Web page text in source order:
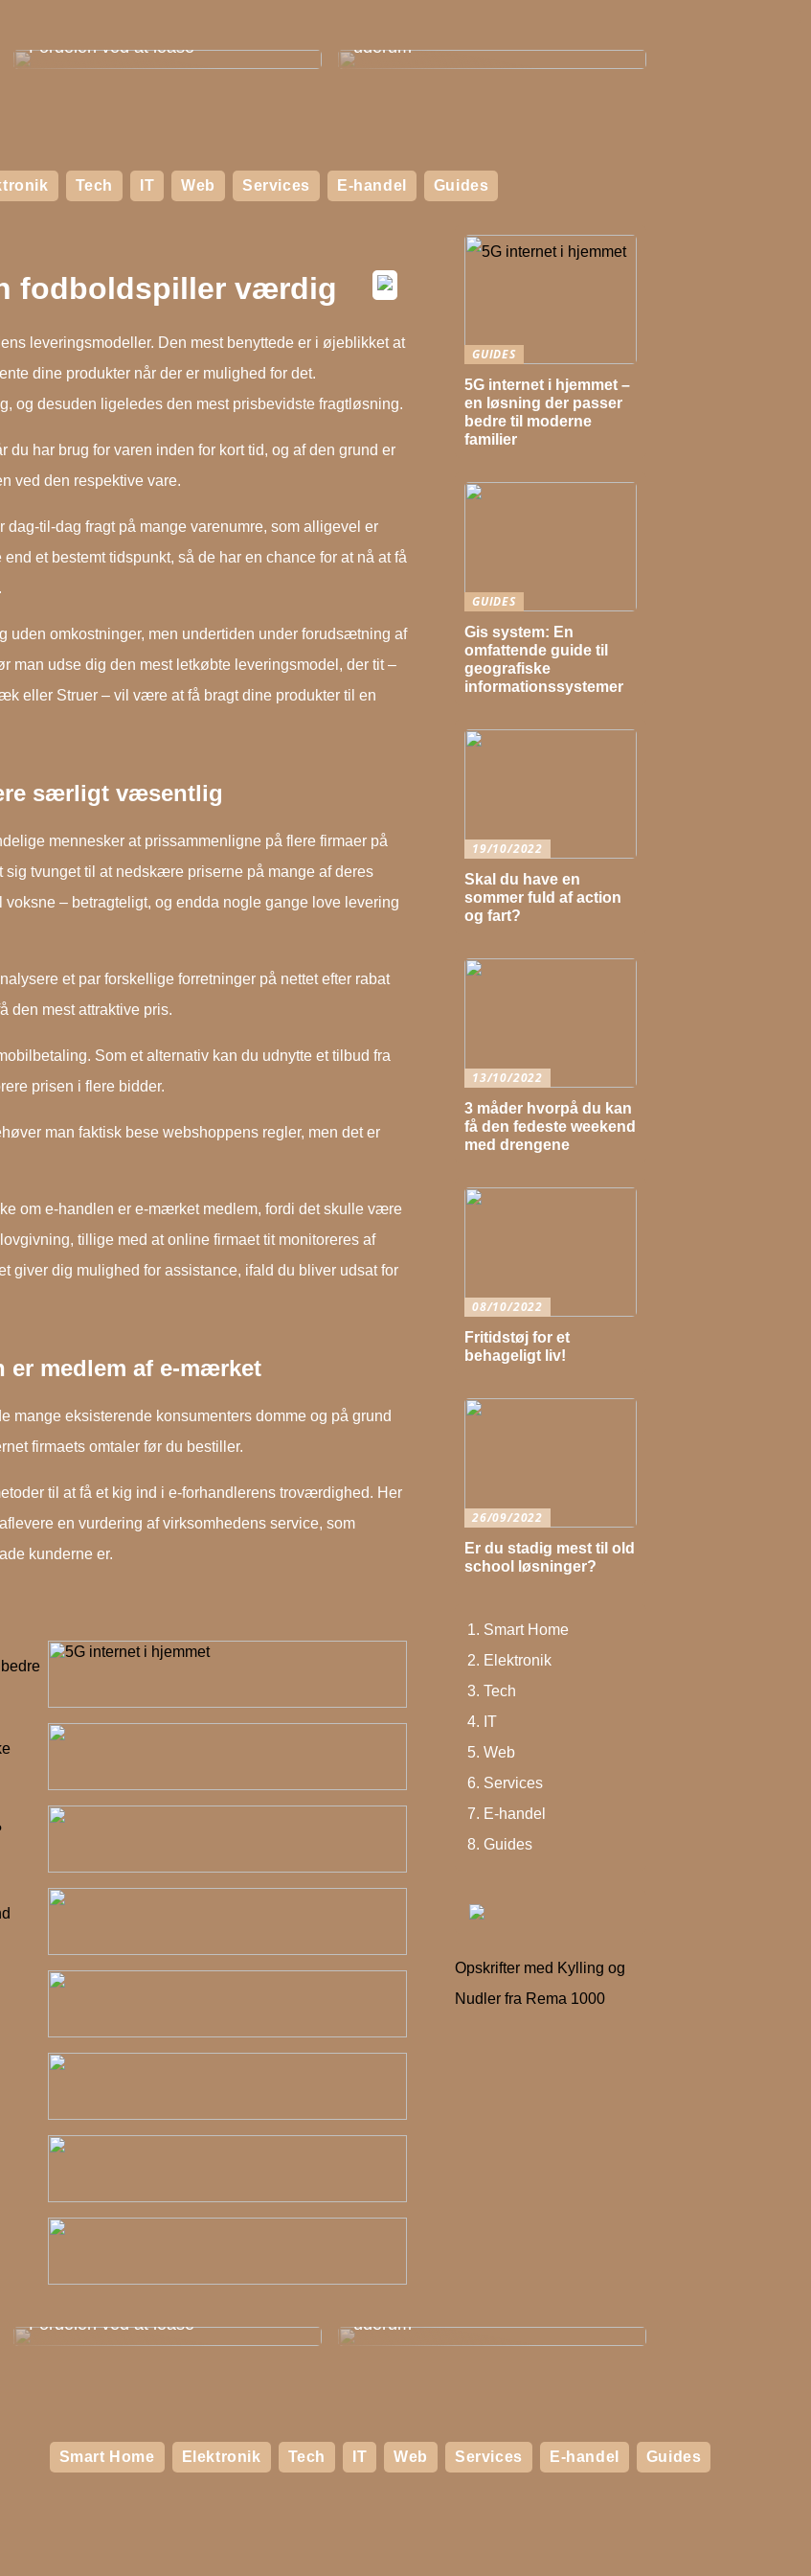
Fordelen ved at lease
uderum
Tech IT Web Services E-handel Guides
fodboldspiller værdig
leveringsmodeller. Den mest benyttede er i øjeblikket at
dine produkter når der er mulighed for det.
og desuden ligeledes den mest prisbevidste fragtløsning.
har brug for varen inden for kort tid, og af den grund er
ved den respektive vare.
til-dag fragt på mange varenumre, som alligevel er
et bestemt tidspunkt, så de har en chance for at nå at få
uden omkostninger, men undertiden under forudsætning af
man udse dig den mest letkøbte leveringsmodel, der tit –
eller Struer – vil være at få bragt dine produkter til en
særligt væsentlig
mennesker at prissammenligne på flere firmaer på
sig tvunget til at nedskære priserne på mange af deres
– betragteligt, og endda nogle gange love levering
et par forskellige forretninger på nettet efter rabat
den mest attraktive pris.
Som et alternativ kan du udnytte et tilbud fra
prisen i flere bidder.
man faktisk bese webshoppens regler, men det er
om e-handlen er e-mærket medlem, fordi det skulle være
tillige med at online firmaet tit monitoreres af
giver dig mulighed for assistance, ifald du bliver udsat for
er medlem af e-mærket
mange eksisterende konsumenters domme og på grund
firmaets omtaler før du bestiller.
til at få et kig ind i e-forhandlerens troværdighed. Her
en vurdering af virksomhedens service, som
kunderne er.
GUIDES
5G internet i hjemmet –
en løsning der passer
bedre til moderne
familier
GUIDES
Gis system: En
omfattende guide til
geografiske
informationssystemer
19/10/2022
Skal du have en
sommer fuld af action
og fart?
13/10/2022
3 måder hvorpå du kan
få den fedeste weekend
med drengene
08/10/2022
Fritidstøj for et
behageligt liv!
26/09/2022
Er du stadig mest til old
school løsninger?
Smart Home
Elektronik
Tech
IT
Web
Services
E-handel
Guides
Opskrifter med Kylling og
Nudler fra Rema 1000
Fordelen ved at lease
uderum
Smart Home Elektronik Tech IT Web Services E-handel Guides